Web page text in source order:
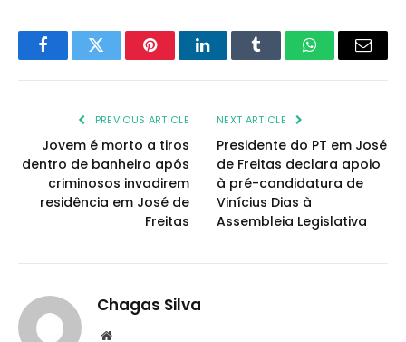
FacebookTwitter PinterestLinkedInTumblr WhatsAppEmail
PREVIOUS ARTICLE
Jovem é morto a tiros
dentro de banheiro após
criminosos invadirem
residência em José de
Freitas
NEXT ARTICLE
Presidente do PT em José
de Freitas declara apoio
à pré-candidatura de
Vinícius Dias à
Assembleia Legislativa
Chagas Silva
Website